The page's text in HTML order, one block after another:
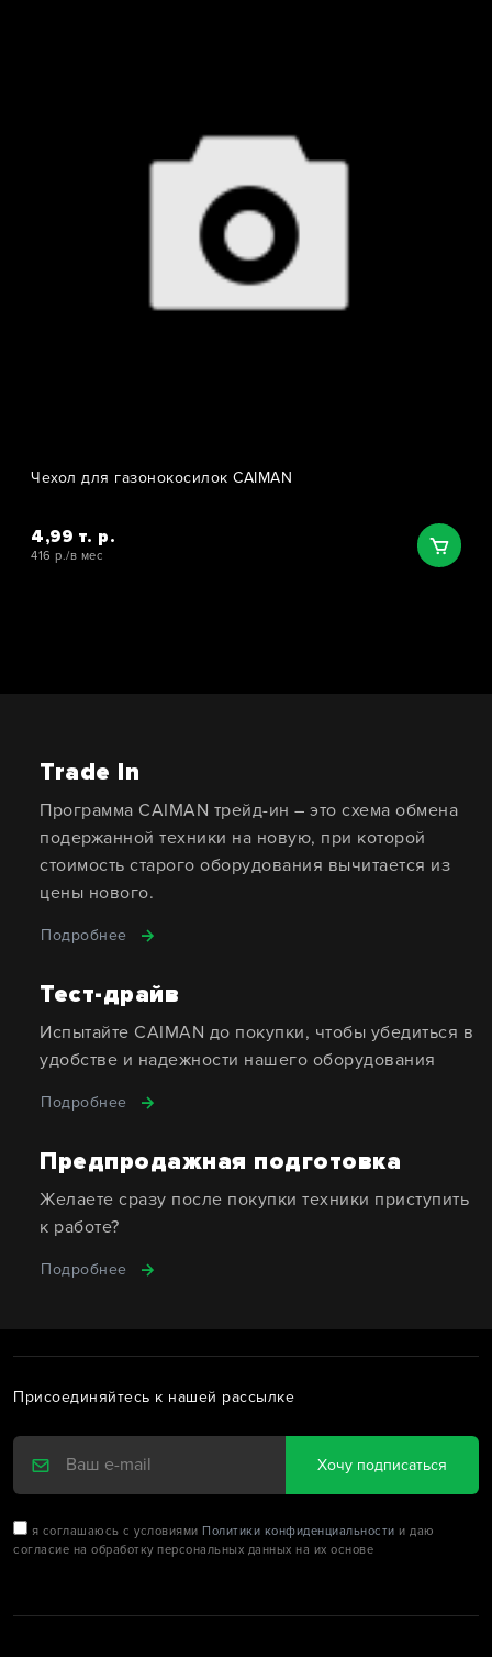
Чехол для газонокосилок CAIMAN
4,99 т. р.
416 р./в мес
Trade In
Программа CAIMAN трейд-ин – это схема обмена
подержанной техники на новую, при которой
стоимость старого оборудования вычитается из
цены нового.
Подробнее
Тест-драйв
Испытайте CAIMAN до покупки, чтобы убедиться в
удобстве и надежности нашего оборудования
Подробнее
Предпродажная подготовка
Желаете сразу после покупки техники приступить
к работе?
Подробнее
Присоединяйтесь к нашей рассылке
Хочу подписаться
я соглашаюсь с условиями Политики конфиденциальности и даю
согласие на обработку персональных данных на их основе